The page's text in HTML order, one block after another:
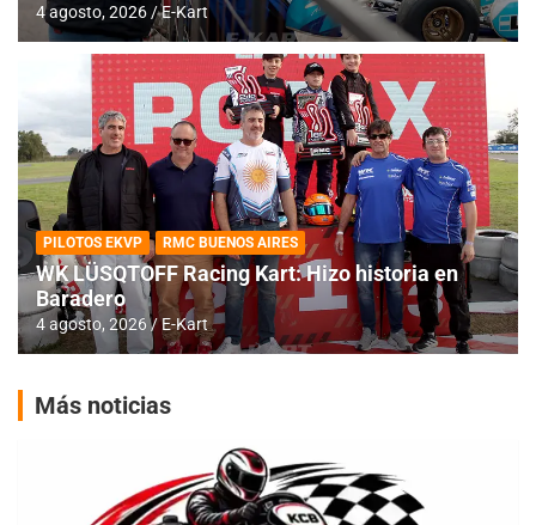
4 agosto, 2026 E-Kart
PILOTOS EKVP RMC BUENOS AIRES
WK LÜSQTOFF Racing Kart: Hizo historia en
Baradero
4 agosto, 2026 E-Kart
Más noticias